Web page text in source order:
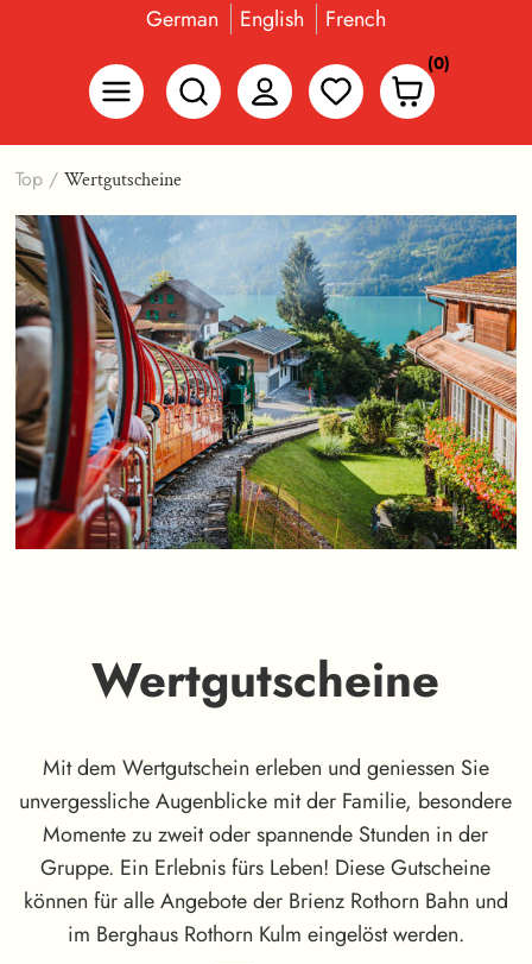
German English French
(0)
Top / Wertgutscheine
Wertgutscheine
Mit dem Wertgutschein erleben und geniessen Sie
unvergessliche Augenblicke mit der Familie, besondere
Momente zu zweit oder spannende Stunden in der
Gruppe. Ein Erlebnis fürs Leben! Diese Gutscheine
können für alle Angebote der Brienz Rothorn Bahn und
im Berghaus Rothorn Kulm eingelöst werden.